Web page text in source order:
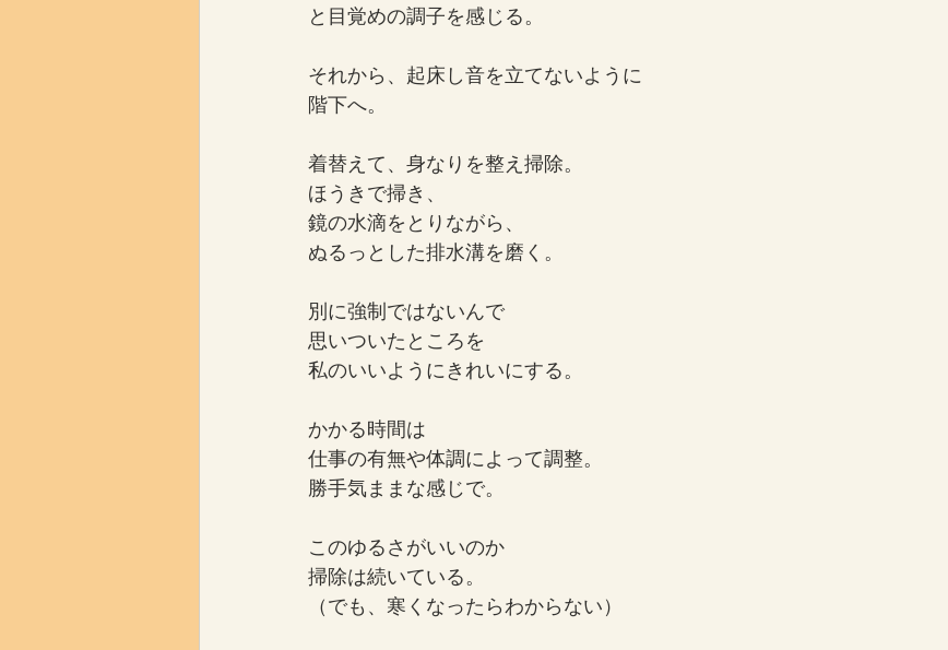
と目覚めの調子を感じる。
それから、起床し音を立てないように
階下へ。
着替えて、身なりを整え掃除。
ほうきで掃き、
鏡の水滴をとりながら、
ぬるっとした排水溝を磨く。
別に強制ではないんで
思いついたところを
私のいいようにきれいにする。
かかる時間は
仕事の有無や体調によって調整。
勝手気ままな感じで。
このゆるさがいいのか
掃除は続いている。
（でも、寒くなったらわからない）